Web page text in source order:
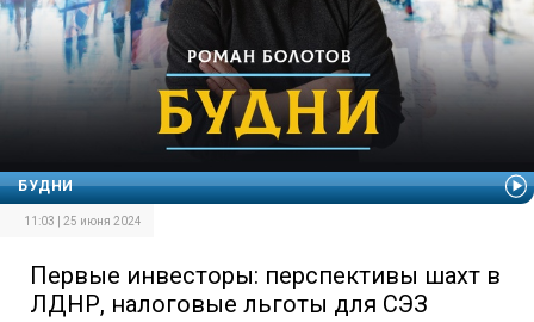
БУДНИ
11:03 | 25 июня 2024
Первые инвесторы: перспективы шахт в
ЛДНР, налоговые льготы для СЭЗ